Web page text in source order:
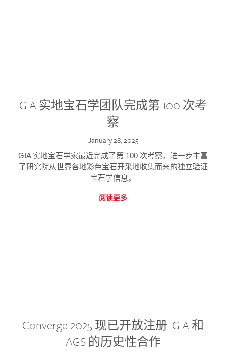
GIA 实地宝石学团队完成第 100 次考
察
January 28, 2025
GIA 实地宝石学家最近完成了第 100 次考察，进一步丰富
了研究院从世界各地彩色宝石开采地收集而来的独立验证
宝石学信息。
阅读更多
Converge 2025 现已开放注册: GIA 和
AGS 的历史性合作